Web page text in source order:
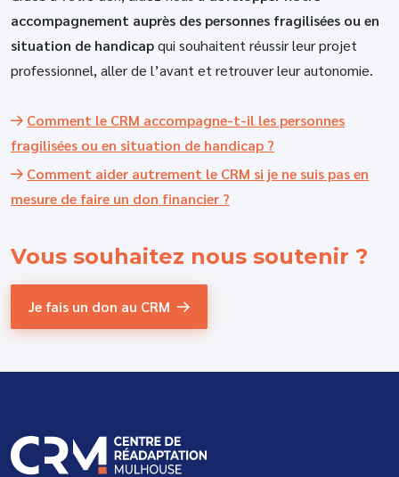
accompagnement auprès des personnes fragilisées ou en
situation de handicapqui souhaitent réussir leur projet
professionnel, aller de l’avant et retrouver leur autonomie.
Comment le CRM accompagne-t-il les personnes
fragilisées ou en situation de handicap ?
Comment aider autrement le CRM si je ne suis pas en
mesure de faire un don financier ?
Vous souhaitez nous soutenir ?
Je fais un don au CRM